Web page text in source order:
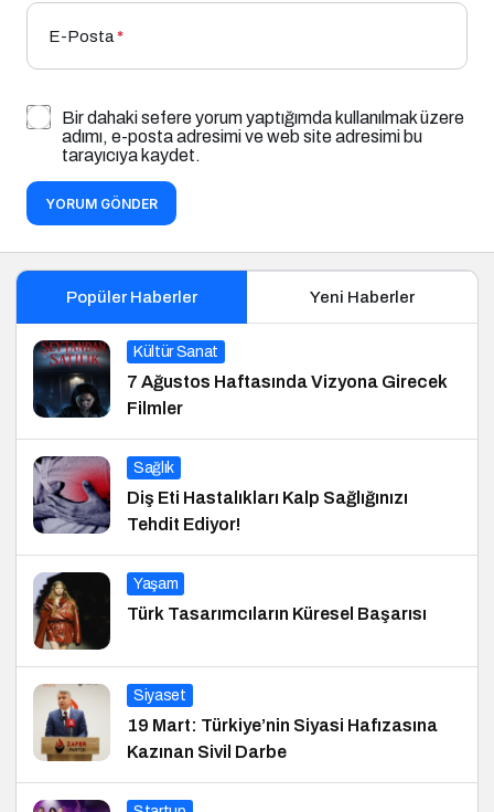
E-Posta*
Bir dahaki sefere yorum yaptığımda kullanılmak üzere
adımı, e-posta adresimi ve web site adresimi bu
tarayıcıya kaydet.
YORUM GÖNDER
Popüler Haberler Yeni Haberler
Kültür Sanat
7 Ağustos Haftasında Vizyona Girecek
Filmler
Sağlık
Diş Eti Hastalıkları Kalp Sağlığınızı
Tehdit Ediyor!
Yaşam
Türk Tasarımcıların Küresel Başarısı
Siyaset
19 Mart: Türkiye’nin Siyasi Hafızasına
Kazınan Sivil Darbe